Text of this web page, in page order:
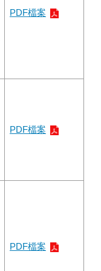
PDF檔案
PDF檔案
PDF檔案